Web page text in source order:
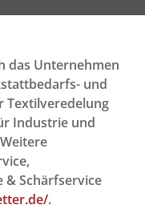
das Unternehmen
und
Textilveredelung
Industrie und
& Schärfservice
.